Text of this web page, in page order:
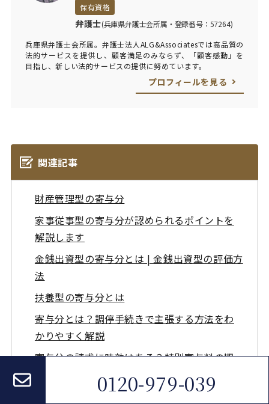
保有資格
弁護士(兵庫県弁護士会所属・登録番号：57264)
兵庫県弁護士会所属。弁護士法人ALG&Associatesでは高品質の
法的サービスを提供し、顧客満足のみならず、「顧客感動」を
目指し、新しい法的サービスの提供に努めています。
プロフィールを見る
関連記事
財産管理型の寄与分
家事従事型の寄与分が認められるポイントを
解説します
金銭出資型の寄与分とは | 金銭出資型の評価方
法
扶養型の寄与分とは
寄与分とは？調停手続きで主張する方法をわ
かりやすく解説
寄与分の請求に時効はある？特別寄与料の期
限についても解説！
寄与分を主張する方法0120-979-039